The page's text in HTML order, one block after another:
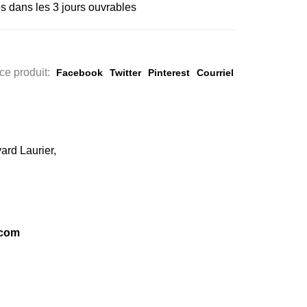
dans les 3 jours ouvrables
produit: Facebook Twitter Pinterest Courriel
Laurier,